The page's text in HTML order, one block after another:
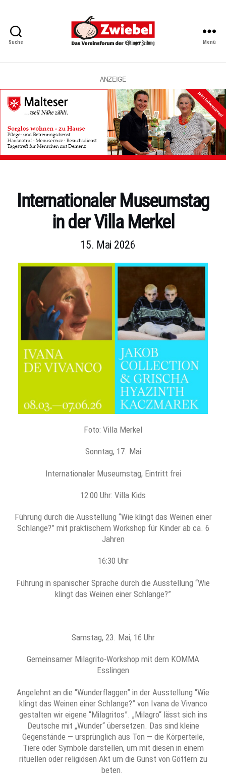
Suche
Vereinsforum
Eßlinger
Zeitung
Menü
ANZEIGE
Kategorien
Internationaler Museumstag
in der Villa Merkel
15. Mai 2026
Foto: Villa Merkel
Sonntag, 17. Mai
Internationaler Museumstag, Eintritt frei
12:00 Uhr: Villa Kids
Führung durch die Ausstellung “Wie klingt das Weinen einer
Schlange?” mit praktischem Workshop für Kinder ab ca. 6
Jahren
16:30 Uhr
Führung in spanischer Sprache durch die Ausstellung “Wie
klingt das Weinen einer Schlange?”
Samstag, 23. Mai, 16 Uhr
Gemeinsamer Milagrito-Workshop mit dem KOMMA
Esslingen
Angelehnt an die “Wunderflaggen” in der Ausstellung “Wie
klingt das Weinen einer Schlange?” von Ivana de Vivanco
gestalten wir eigene “Milagritos”. „Milagro“ lässt sich ins
Deutsche mit „Wunder“ übersetzen. Das sind kleine
Gegenstände — ursprünglich aus Ton — die Körperteile,
Tiere oder Symbole darstellen, um mit diesen in einem
rituellen oder religiösen Akt um die Gunst von Göttern zu
beten.